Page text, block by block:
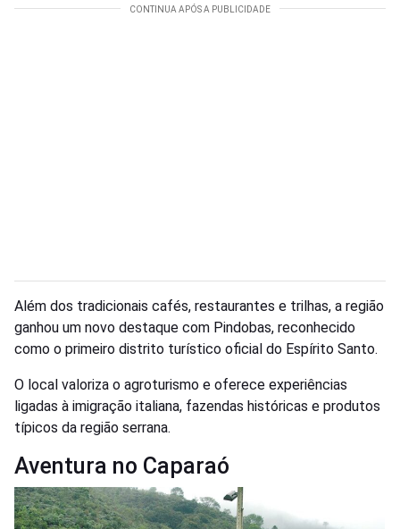
Além dos tradicionais cafés, restaurantes e trilhas, a região
ganhou um novo destaque com Pindobas, reconhecido
como o primeiro distrito turístico oficial do Espírito Santo.
O local valoriza o agroturismo e oferece experiências
ligadas à imigração italiana, fazendas históricas e produtos
típicos da região serrana.
Aventura no Caparaó